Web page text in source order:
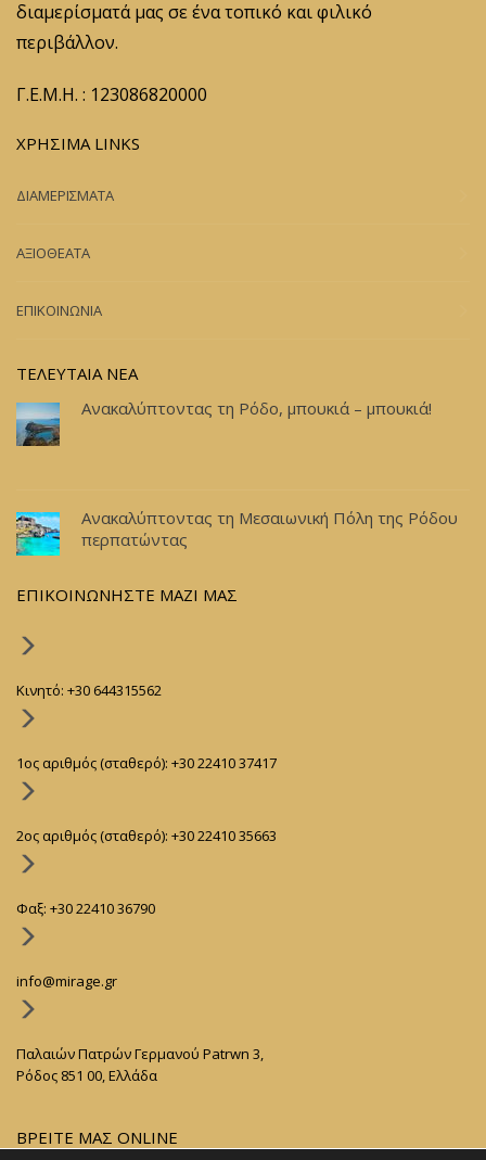
διαμερίσματά μας σε ένα τοπικό και φιλικό
περιβάλλον.
Γ.Ε.Μ.Η. : 123086820000
ΧΡΗΣΙΜΑ LINKS
ΔΙΑΜΕΡΙΣΜΑΤΑ
ΑΞΙΟΘΕΑΤΑ
ΕΠΙΚΟΙΝΩΝΙΑ
ΤΕΛΕΥΤΑΙΑ ΝΕΑ
Ανακαλύπτοντας τη Ρόδο, μπουκιά – μπουκιά!
Ανακαλύπτοντας τη Μεσαιωνική Πόλη της Ρόδου
περπατώντας
ΕΠΙΚΟΙΝΩΝΗΣΤΕ ΜΑΖΙ ΜΑΣ
Kινητό: +30 644315562
1ος αριθμός (σταθερό): +30 22410 37417
2ος αριθμός (σταθερό): +30 22410 35663
Φαξ: +30 22410 36790
info@mirage.gr
Παλαιών Πατρών Γερμανού Patrwn 3,
Ρόδος 851 00, Ελλάδα
ΒΡΕΙΤΕ ΜΑΣ ONLINE